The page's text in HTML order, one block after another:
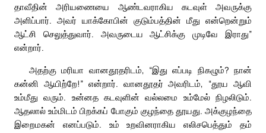
தாவீதின் அரியணையை ஆண்டவராகிய கடவுள் அவருக்கு
அளிப்பார். அவர் யாக்கோபின் குடும்பத்தின் மீது என்றென்றும்
ஆட்சி செலுத்துவார். அவருடைய ஆட்சிக்கு முடிவே இராது”
என்றார்.
அதற்கு மரியா வானதூதரிடம், “இது எப்படி நிகழும்? நான்
கன்னி ஆயிற்றே!” என்றார். வானதூதர் அவரிடம், “தூய ஆவி
உம்மீது வரும். உன்னத கடவுளின் வல்லமை உம்மேல் நிழலிடும்.
ஆதலால் உம்மிடம் பிறக்கப் போகும் குழந்தை தூயது. அக்குழந்தை
இறைமகன் எனப்படும். உம் உறவினராகிய எலிசபெத்தும் தம்